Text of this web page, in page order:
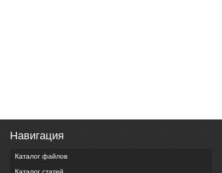
Навигация
Каталог файлов